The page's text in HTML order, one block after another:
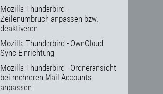
Mozilla Thunderbird -
Zeilenumbruch anpassen bzw.
deaktiveren
Mozilla Thunderbird - OwnCloud
Sync Einrichtung
Mozilla Thunderbird - Ordneransicht
bei mehreren Mail Accounts
anpassen